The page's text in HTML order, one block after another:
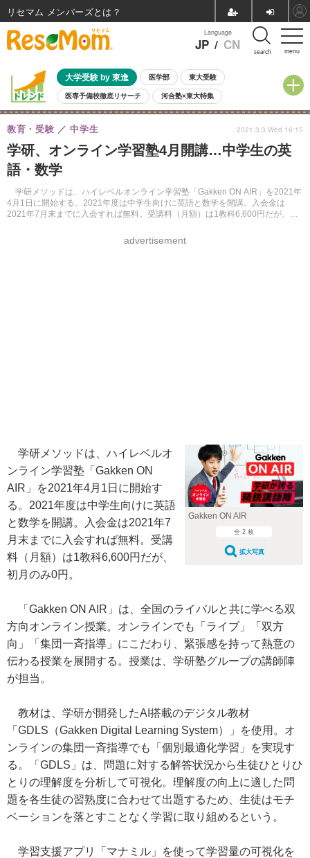
menu
Language
JP / CN search
大学受験 by 東進 医学部 東大受験
医専予備校徹底リサーチ 河合塾×東大特集
親子で考える大学選び 高校受験 中学受験 小学校受験
共通テスト 夏休み
8月開催イベント・WS 全国公立高校 過去問 人気記事
自由研究教材（小学生向け）
学研、オンライン学習塾4月開講…中学生の英
語・数学
学研メソッドは、ハイレベルオンライン学習塾「Gakken ON AIR」を2021年
4月1日に開始する。2021年度は中学生向けに英語と数学を開講。入会金は
2021年7月末までに入会すれば無料。受講料（月額）は1教科6,600円だが、初
教育・受験 中学生
advertisement
2021.3.3 Wed 16:15
Gakken ON AIR
全 2 枚
拡大写真
学研メソッドは、ハイレベルオ
ンライン学習塾「Gakken ON
AIR」を2021年4月1日に開始す
る。2021年度は中学生向けに英語
と数学を開講。入会金は2021年7
月末までに入会すれば無料。受講
料（月額）は1教科6,600円だが、
初月のみ0円。
「Gakken ON AIR」は、全国のライバルと共に学べる双
方向オンライン授業。オンラインでも「ライブ」「双方
向」「集団一斉指導」にこだわり、緊張感を持って熱意の
伝わる授業を展開する。授業は、学研塾グループの講師陣
が担当。
教材は、学研が開発したAI搭載のデジタル教材
「GDLS（Gakken Digital Learning System）」を使用。オ
ンラインの集団一斉指導でも「個別最適化学習」を実現す
る。「GDLS」は、問題に対する解答状況から生徒ひとりひ
とりの理解度を分析して可視化。理解度の向上に適した問
題を各生徒の習熟度に合わせて出題するため、生徒はモチ
ベーションを落とすことなく学習に取り組めるという。
学習支援アプリ「マナミル」を使って学習量の可視化を
リセマム メンバーズ